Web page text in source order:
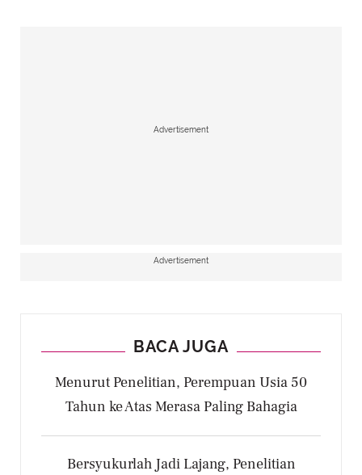
Advertisement
Advertisement
BACA JUGA
Menurut Penelitian, Perempuan Usia 50
Tahun ke Atas Merasa Paling Bahagia
Bersyukurlah Jadi Lajang, Penelitian